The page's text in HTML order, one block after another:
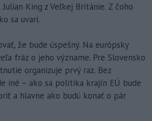
King z Veľkej Británie. Z čoho
sa uvarí.
že bude úspešný. Na európsky
fráz o jeho význame. Pre Slovensko
organizuje prvý raz. Bez
iné – ako sa politika krajín EÚ bude
a hlavne ako budú konať o pár